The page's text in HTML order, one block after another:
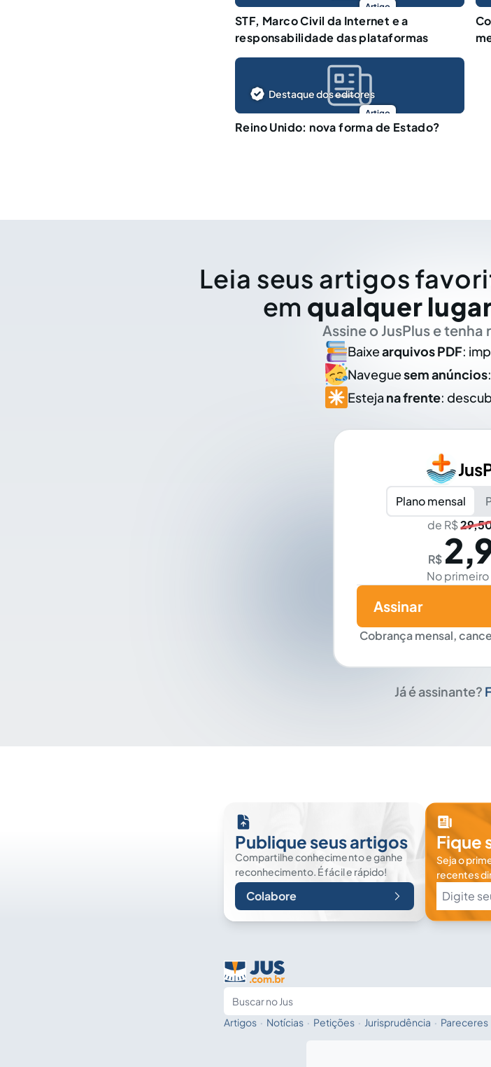
Artigo
STF, Marco Civil da Internet e a
responsabilidade das plataformas
Artigo
Destaque dos editores
Reino Unido: nova forma de Estado?
Leia seus artigos
em qualquer
Assine o JusPlus e
Baixearquivos PDF:
Naveguesem anúncios
Esteja na frente:
Plano mensal
de R$
R$
No
Cobrança mensal,
Assinar
Já é assinante?
Publique seus artigos
Compartilhe conhecimento e ganhe
reconhecimento. É fácil e rápido!
Colabore
Fique
Seja o
recentes
Artigos · Notícias · Petições · Jurisprudência · Pareceres